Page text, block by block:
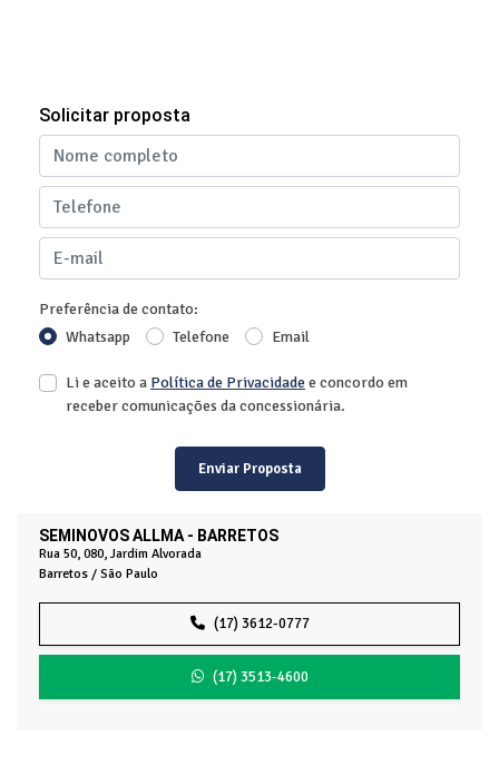
SEMINOVOS ALLMA - BARRETOS
Rua 50, 080, Jardim Alvorada
Barretos / São Paulo
(17) 3612-0777
(17) 3513-4600
Solicitar proposta
Preferência de contato:
Whatsapp
Telefone Email
Li e aceito a Política de Privacidadee concordo em
receber comunicações da concessionária.
Enviar Proposta